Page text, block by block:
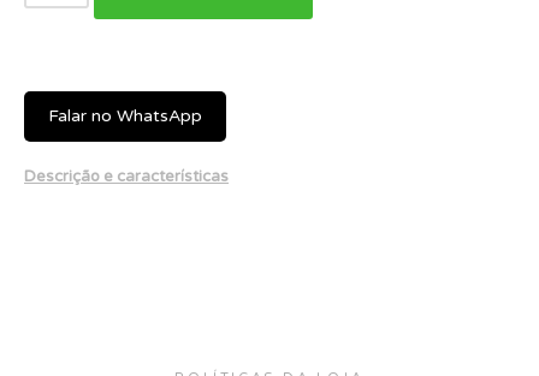
Falar no WhatsApp
Descrição e características